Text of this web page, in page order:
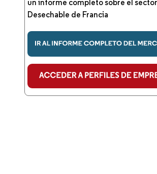
un informe completo sobre el
Desechable de Francia